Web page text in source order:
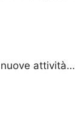
attività…